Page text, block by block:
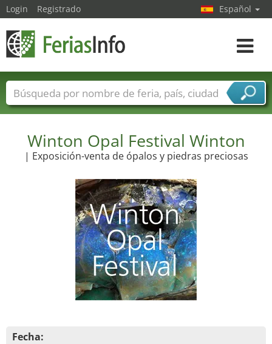
Winton Opal Festival Winton
| Exposición-venta de ópalos y piedras preciosas
Fecha:
Login Registrado Español
toggle
Nombres de ferias Países
Ciudades
Sectores de proveedor de servicios